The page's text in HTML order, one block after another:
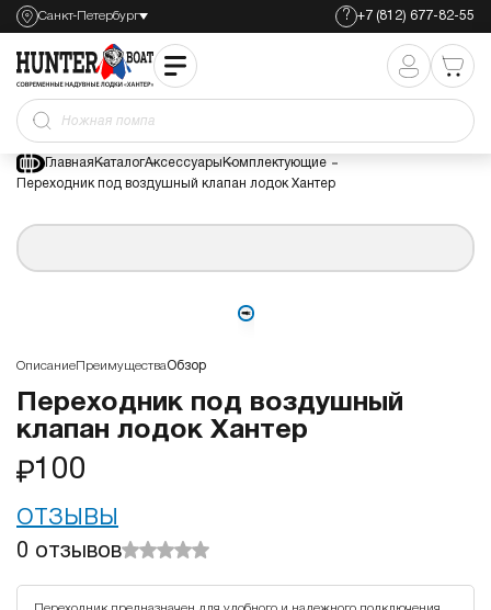
Санкт-Петербург ? +7 (812) 677-82-55
Ножная помпа
Переходник под воздушный клапан лодок Хантер
Главная КаталогАксессуары Комплектующие
Переходник под воздушный клапан лодок Хантер
ОписаниеПреимуществаОбзор
Переходник под воздушный
клапан лодок Хантер
100
ОТЗЫВЫ
0 отзывов